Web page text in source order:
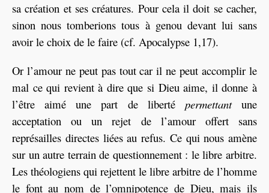
sa création et ses créatures. Pour cela il doit se cacher,
sinon nous tomberions tous à genou devant lui sans
avoir le choix de le faire (cf. Apocalypse 1,17).
Or l’amour ne peut pas tout car il ne peut accomplir le
mal ce qui revient à dire que si Dieu aime, il donne à
l’être aimé une part de liberté permettantune
acceptation ou un rejet de l’amour offert sans
représailles directes liées au refus. Ce qui nous amène
sur un autre terrain de questionnement : le libre arbitre.
Les théologiens qui rejettent le libre arbitre de l’homme
le font au nom de l’omnipotence de Dieu, mais ils